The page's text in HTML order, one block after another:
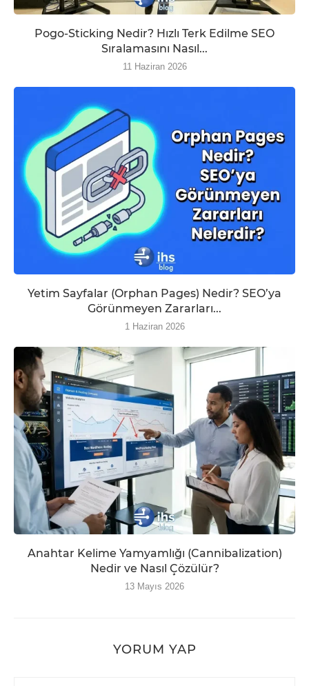
Pogo-Sticking Nedir? Hızlı Terk Edilme SEO
Sıralamasını Nasıl...
11 Haziran 2026
Yetim Sayfalar (Orphan Pages) Nedir? SEO’ya
Görünmeyen Zararları...
1 Haziran 2026
Anahtar Kelime Yamyamlığı (Cannibalization)
Nedir ve Nasıl Çözülür?
13 Mayıs 2026
YORUM YAP